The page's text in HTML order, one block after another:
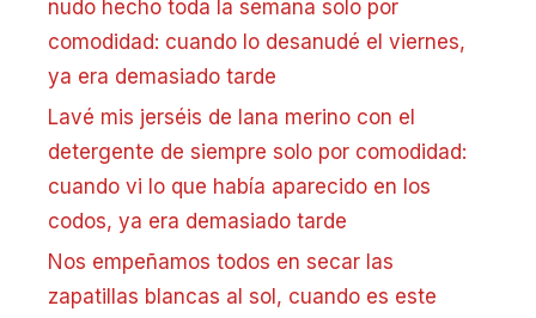
nudo hecho toda la semana solo por
comodidad: cuando lo desanudé el viernes,
ya era demasiado tarde
Lavé mis jerséis de lana merino con el
detergente de siempre solo por comodidad:
cuando vi lo que había aparecido en los
codos, ya era demasiado tarde
Nos empeñamos todos en secar las
zapatillas blancas al sol, cuando es este